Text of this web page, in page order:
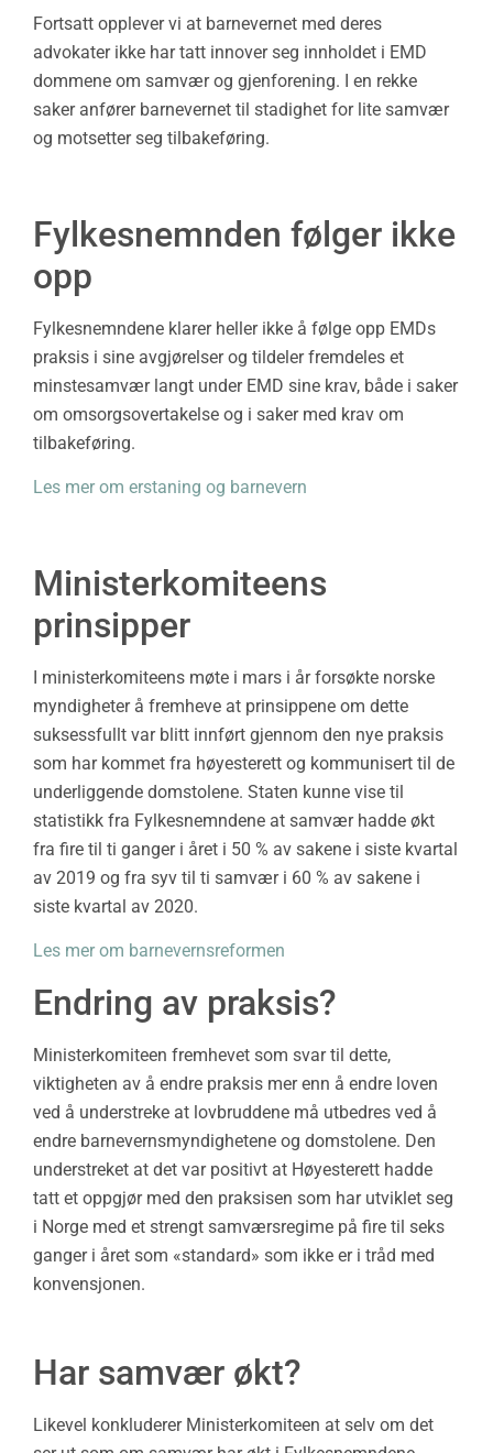
Fortsatt opplever vi at barnevernet med deres
advokater ikke har tatt innover seg innholdet i EMD
dommene om samvær og gjenforening. I en rekke
saker anfører barnevernet til stadighet for lite samvær
og motsetter seg tilbakeføring.
Fylkesnemnden følger ikke
opp
Fylkesnemndene klarer heller ikke å følge opp EMDs
praksis i sine avgjørelser og tildeler fremdeles et
minstesamvær langt under EMD sine krav, både i saker
om omsorgsovertakelse og i saker med krav om
tilbakeføring.
Les mer om erstaning og barnevern
Ministerkomiteens
prinsipper
I ministerkomiteens møte i mars i år forsøkte norske
myndigheter å fremheve at prinsippene om dette
suksessfullt var blitt innført gjennom den nye praksis
som har kommet fra høyesterett og kommunisert til de
underliggende domstolene. Staten kunne vise til
statistikk fra Fylkesnemndene at samvær hadde økt
fra fire til ti ganger i året i 50 % av sakene i siste kvartal
av 2019 og fra syv til ti samvær i 60 % av sakene i
siste kvartal av 2020.
Les mer om barnevernsreformen
Endring av praksis?
Ministerkomiteen fremhevet som svar til dette,
viktigheten av å endre praksis mer enn å endre loven
ved å understreke at lovbruddene må utbedres ved å
endre barnevernsmyndighetene og domstolene. Den
understreket at det var positivt at Høyesterett hadde
tatt et oppgjør med den praksisen som har utviklet seg
i Norge med et strengt samværsregime på fire til seks
ganger i året som «standard» som ikke er i tråd med
konvensjonen.
Har samvær økt?
Likevel konkluderer Ministerkomiteen at selv om det